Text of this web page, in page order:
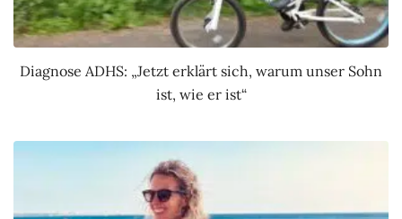
Diagnose ADHS: „Jetzt erklärt sich, warum unser Sohn
ist, wie er ist“